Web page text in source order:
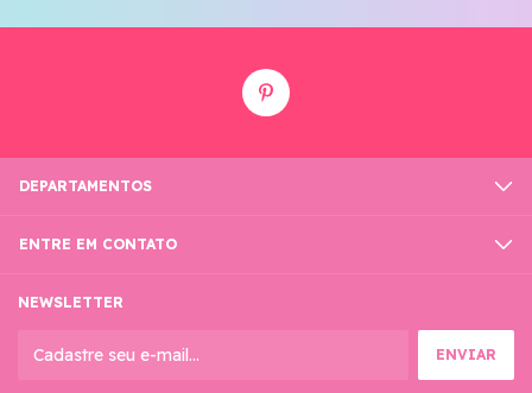
DEPARTAMENTOS
ENTRE EM CONTATO
NEWSLETTER